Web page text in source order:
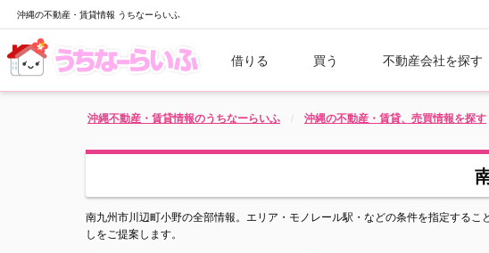
沖縄の不動産・賃貸情報 うちなーらいふ
借りる 買う 不動産会社を探す
沖縄不動産・賃貸情報のうちなーらいふ 沖縄の不動産・賃貸、売買情報を探す
南九州市川辺町小野の全部情報。エリア・モノレール駅・などの条件を指定する
しをご提案します。